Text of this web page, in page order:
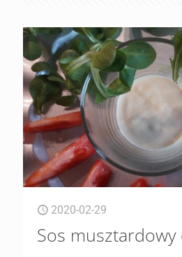
2020-02-29
Sos musztardowy